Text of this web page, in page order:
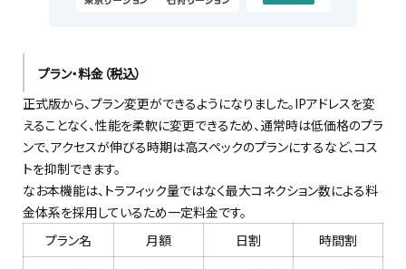
プラン・料金（税込）
正式版から、プラン変更ができるようになりました。IPアドレスを変
えることなく、性能を柔軟に変更できるため、通常時は低価格のプラ
ンで、アクセスが伸びる時期は高スペックのプランにするなど、コス
トを抑制できます。
なお本機能は、トラフィック量ではなく最大コネクション数による料
金体系を採用しているため一定料金です。
プラン名
月額 日割
時間割